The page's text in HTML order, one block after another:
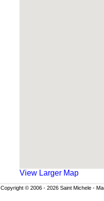
View Larger Map
Copyright © 2006 - 2026 Saint Michele -